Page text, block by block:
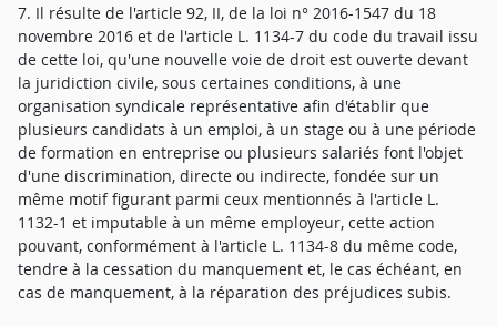
7. Il résulte de l'article 92, II, de la loi n° 2016-1547 du 18
novembre 2016 et de l'article L. 1134-7 du code du travail issu
de cette loi, qu'une nouvelle voie de droit est ouverte devant
la juridiction civile, sous certaines conditions, à une
organisation syndicale représentative afin d'établir que
plusieurs candidats à un emploi, à un stage ou à une période
de formation en entreprise ou plusieurs salariés font l'objet
d'une discrimination, directe ou indirecte, fondée sur un
même motif figurant parmi ceux mentionnés à l'article L.
1132-1 et imputable à un même employeur, cette action
pouvant, conformément à l'article L. 1134-8 du même code,
tendre à la cessation du manquement et, le cas échéant, en
cas de manquement, à la réparation des préjudices subis.